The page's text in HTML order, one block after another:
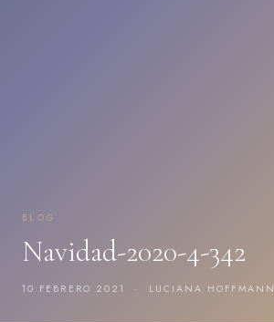
BLOG
Navidad-2020-4-342
10 FEBRERO 2021 · LUCIANA HOFFMANN